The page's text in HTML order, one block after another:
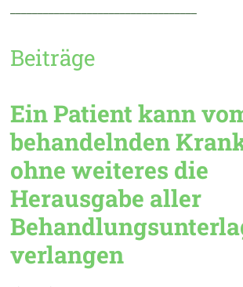
Beiträge
Ein Patient kann
behandelnden
ohne weiteres die
Herausgabe aller
verlangen